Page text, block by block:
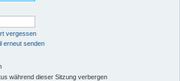
vergessen
erneut senden
während dieser Sitzung verbergen